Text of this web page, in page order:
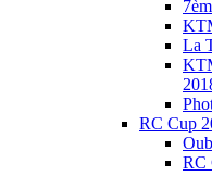
La
RC Cup
RC